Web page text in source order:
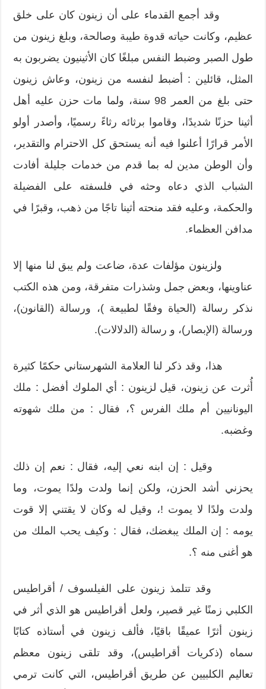
وقد أجمع القدماء على أن زينون كان على خلق
عظيم، وكانت حياته قدوة طيبة وصالحة، وبلغ زينون من
طول الصبر وضبط النفس مبلغًا كان الأثينيون يضربون به
المثل، قائلين : أضبط لنفسه من زينون، وعاش زينون
حتى بلغ من العمر 98 سنة، ولما مات حزن عليه أهل
أثينا حزنًا شديدًا، وقاموا برثائه رثاءً رسميًا، وأصدر أولو
الأمر قرارًا أعلنوا فيه أنه يستحق كل الاحترام والتقدير،
وأن الوطن مدين له بما قدم من خدمات جليلة أفادت
الشباب الذي دعاه وحثه في فلسفته على الفضيلة
والحكمة، وعليه فقد منحته أثينا تاجًا من ذهب، وقبرًا في
مدافن العظماء.
ولزينون مؤلفات عدة، ضاعت ولم يبق لنا منها إلا
عناوينها، وبعض جمل وشذرات متفرقة، ومن هذه الكتب
نذكر رسالة (الحياة وفقًا لطبيعة )، ورسالة (القانون)،
ورسالة (الإبصار)، و رسالة (الدلالات).
هذا، وقد ذكر لنا العلامة الشهرستاني حكمًا كثيرة
أُثرت عن زينون، قيل لزينون : أي الملوك أفضل : ملك
اليونانيين أم ملك الفرس ؟، فقال : من ملك شهوته
وغضبه.
وقيل : إن ابنه نعي إليه، فقال : نعم إن ذلك
يحزني أشد الحزن، ولكن إنما ولدت ولدًا يموت، وما
ولدت ولدًا لا يموت !، وقيل له وكان لا يقتني إلا قوت
يومه : إن الملك يبغضك، فقال : وكيف يحب الملك من
هو أغنى منه ؟.
وقد تتلمذ زينون على الفيلسوف / أقراطيس
الكلبي زمنًا غير قصير، ولعل أقراطيس هو الذي أثر في
زينون أثرًا عميقًا باقيًا، فألف زينون في أستاذه كتابًا
سماه (ذكريات أقراطيس)، وقد تلقى زينون معظم
تعاليم الكلبيين عن طريق أقراطيس، التي كانت ترمي